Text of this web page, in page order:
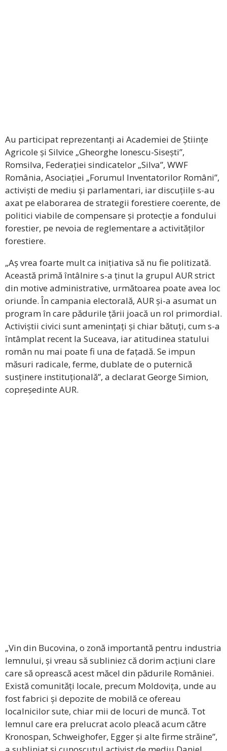
Au participat reprezentanți ai Academiei de Științe
Agricole și Silvice „Gheorghe Ionescu-Sisești”,
Romsilva, Federației sindicatelor „Silva”, WWF
România, Asociației „Forumul Inventatorilor Români”,
activiști de mediu și parlamentari, iar discuțiile s-au
axat pe elaborarea de strategii forestiere coerente, de
politici viabile de compensare și protecție a fondului
forestier, pe nevoia de reglementare a activităților
forestiere.
„Aș vrea foarte mult ca inițiativa să nu fie politizată.
Această primă întâlnire s-a ținut la grupul AUR strict
din motive administrative, următoarea poate avea loc
oriunde. În campania electorală, AUR și-a asumat un
program în care pădurile țării joacă un rol primordial.
Activiștii civici sunt amenințați și chiar bătuți, cum s-a
întâmplat recent la Suceava, iar atitudinea statului
român nu mai poate fi una de fațadă. Se impun
măsuri radicale, ferme, dublate de o puternică
susținere instituțională”, a declarat George Simion,
copreședinte AUR.
„Vin din Bucovina, o zonă importantă pentru industria
lemnului, și vreau să subliniez că dorim acțiuni clare
care să oprească acest măcel din pădurile României.
Există comunități locale, precum Moldovița, unde au
fost fabrici și depozite de mobilă ce ofereau
localnicilor sute, chiar mii de locuri de muncă. Tot
lemnul care era prelucrat acolo pleacă acum către
Kronospan, Schweighofer, Egger și alte firme străine”,